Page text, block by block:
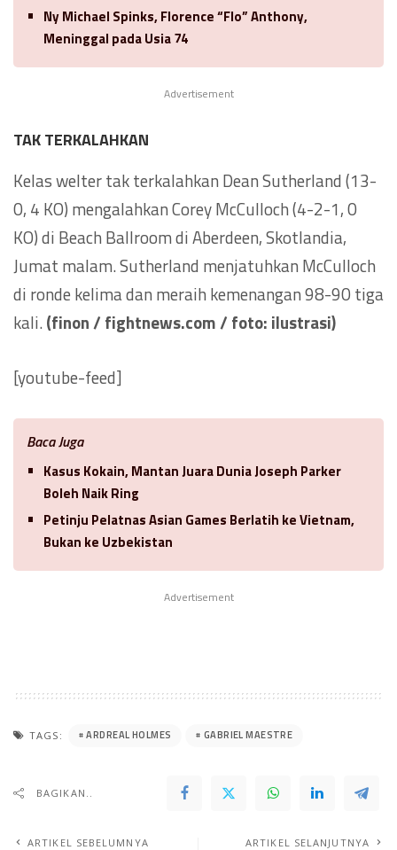
Ny Michael Spinks, Florence “Flo” Anthony,
Meninggal pada Usia 74
Advertisement
TAK TERKALAHKAN
Kelas welter tak terkalahkan Dean Sutherland (13-
0, 4 KO) mengalahkan Corey McCulloch (4-2-1, 0
KO) di Beach Ballroom di Aberdeen, Skotlandia,
Jumat malam. Sutherland menjatuhkan McCulloch
di ronde kelima dan meraih kemenangan 98-90 tiga
kali.(finon / fightnews.com / foto: ilustrasi)
[youtube-feed]
Baca Juga
Kasus Kokain, Mantan Juara Dunia Joseph Parker
Boleh Naik Ring
Petinju Pelatnas Asian Games Berlatih ke Vietnam,
Bukan ke Uzbekistan
Advertisement
TAGS: ARDREAL HOLMES GABRIEL MAESTRE
BAGIKAN..
ARTIKEL SEBELUMNYA ARTIKEL SELANJUTNYA